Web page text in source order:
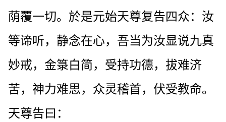
荫覆一切。於是元始天尊复告四众：汝
等谛听，静念在心，吾当为汝显说九真
妙戒，金箓白简，受持功德，拔难济
苦，神力难思，众灵稽首，伏受教命。
天尊告曰：